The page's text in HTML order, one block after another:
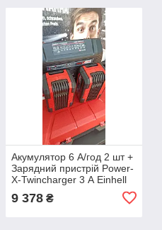
Акумулятор 6 А/год 2 шт +
Зарядний пристрій Power-
X-Twincharger 3 А Einhell
(45120836)
9 378 ₴